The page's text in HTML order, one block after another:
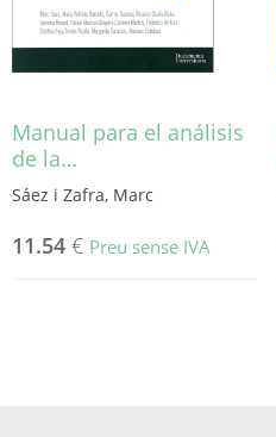
Manual para el análisis
de la…
Sáez i Zafra, Marc
11.54 € Preu sense IVA